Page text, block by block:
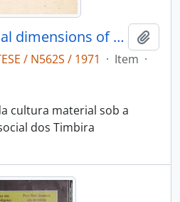
social and historical dimensions of Timbira: material culture
/ N562S / 1971 · Item ·
cultura material sob a
dos Timbira